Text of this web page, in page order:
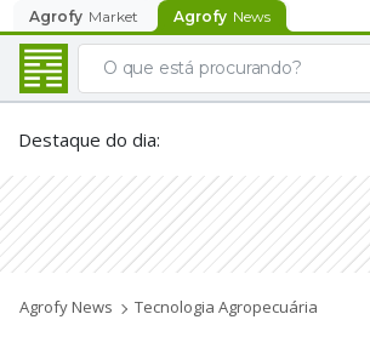
Agrofy Market Agrofy News
Destaque do dia:
Agrofy News Tecnologia Agropecuária